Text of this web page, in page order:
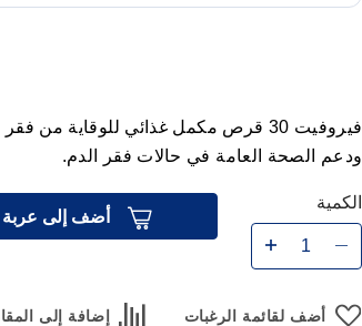
فيروفيت 30 قرص مكمل غذائي للوقاية
ودعم الصحة العامة في حالات فقر الدم.
الكمية
أضف إلى عربة
أضف لقائمة الرغبات إضافة إلى